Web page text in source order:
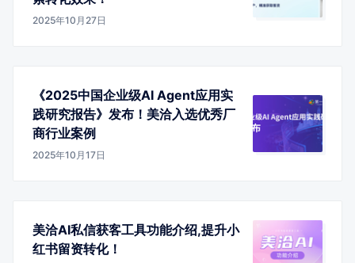
2025年10月27日
《2025中国企业级AI Agent应用实
践研究报告》发布！美洽入选优秀厂
商行业案例
2025年10月17日
美洽AI私信获客工具功能介绍,提升小
红书留资转化！